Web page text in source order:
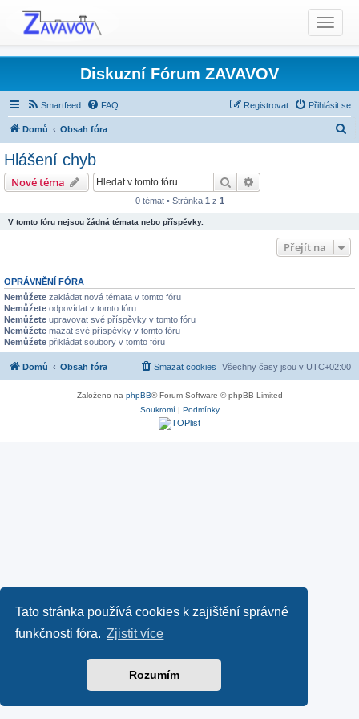
Tato stránka používá cookies k zajištění správné
funkčnosti fóra. Zjistit více
Rozumím
T
o
g
l
e
n
o
Diskuzní Fórum ZAVAVOV
Smartfeed FAQ Přihlásit se
Registrovat
Domů Obsah fóra
Produkty TCS - Rady, Otázky, Informace, Problémy...
Ovládací program TCS Panel
Hlášení chyb
Hlášení chyb
Nové téma Hledat
0 témat • Stránka 1 z 1
V tomto fóru nejsou žádná témata nebo příspěvky.
Přejít na
OPRÁVNĚNÍ FÓRA
Nemůžete zakládat nová témata v tomto fóru
Nemůžete odpovídat v tomto fóru
Nemůžete upravovat své příspěvky v tomto fóru
Nemůžete mazat své příspěvky v tomto fóru
Nemůžete přikládat soubory v tomto fóru
Domů Obsah fóra Všechny časy jsou v UTC+02:00
Smazat cookies
Založeno na phpBB® Forum Software © phpBB Limited
Soukromí| Podmínky